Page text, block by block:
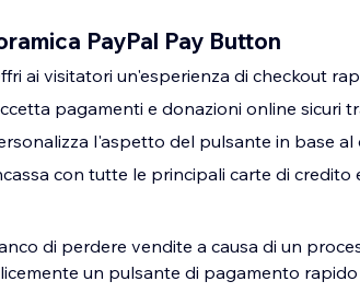
PayPal Pay Button
ai visitatori un'esperienza di checkout
pagamenti e donazioni online sicuri
l'aspetto del pulsante in base
con tutte le principali carte di credito
di perdere vendite a causa di un
un pulsante di pagamento